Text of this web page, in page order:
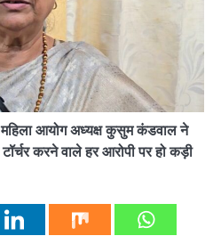
महिला आयोग अध्यक्ष कुसुम कंडवाल ने
करने वाले हर आरोपी पर हो कड़ी